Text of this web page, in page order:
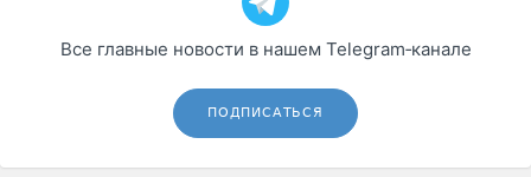
Все главные новости в нашем Telegram‑канале
ПОДПИСАТЬСЯ